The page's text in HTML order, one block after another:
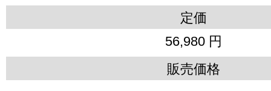
定価
56,980 円
販売価格